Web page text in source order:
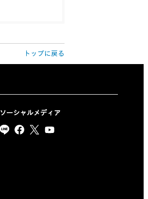
トップに戻る
ソーシャルメディア